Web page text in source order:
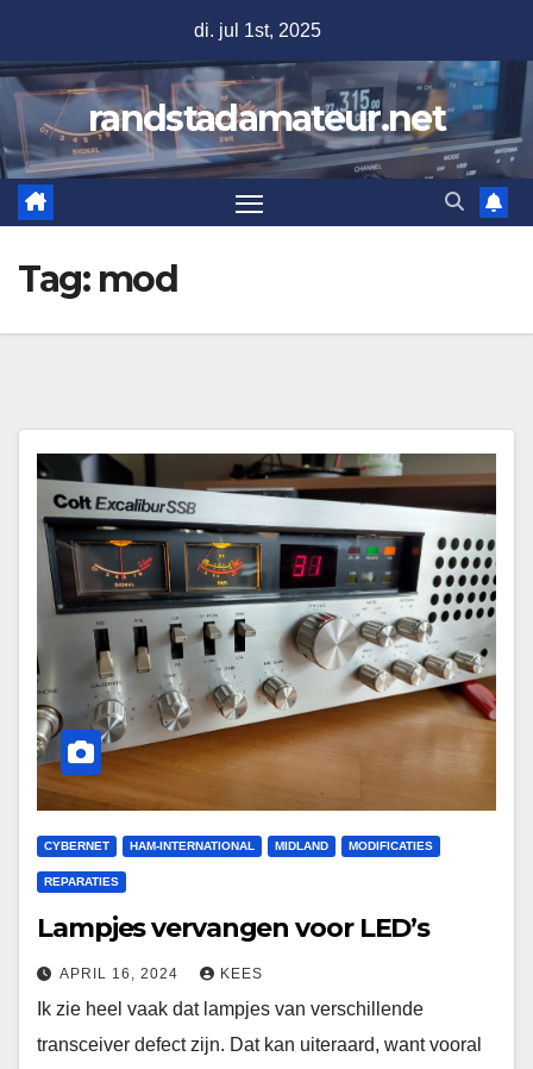
de
inhoud
di. jul 1st, 2025
randstadamateur.net
Tag: mod
CYBERNET HAM-INTERNATIONAL MIDLAND MODIFICATIES
REPARATIES
Lampjes vervangen voor LED’s
APRIL 16, 2024 KEES
Ik zie heel vaak dat lampjes van verschillende
transceiver defect zijn. Dat kan uiteraard, want vooral